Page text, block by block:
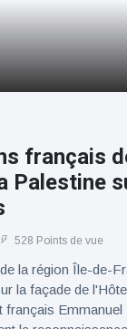
dévoile
sa
français
Palestine
528 Points de vue
la région Île-de-
la façade de
français